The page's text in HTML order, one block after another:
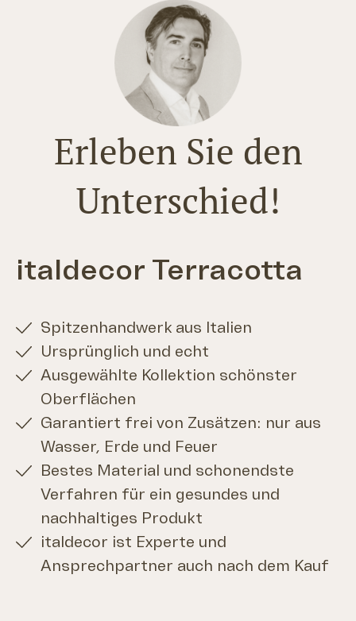
Erleben Sie den
Unterschied!
italdecor Terracotta
Spitzenhandwerk aus Italien
Ursprünglich und echt
Ausgewählte Kollektion schönster
Oberflächen
Garantiert frei von Zusätzen: nur aus
Wasser, Erde und Feuer
Bestes Material und schonendste
Verfahren für ein gesundes und
nachhaltiges Produkt
italdecor ist Experte und
Ansprechpartner auch nach dem Kauf